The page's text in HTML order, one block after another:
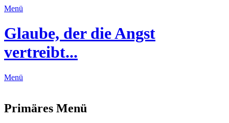
Menü
Glaube, der die Angst
vertreibt...
Menü
Primäres Menü